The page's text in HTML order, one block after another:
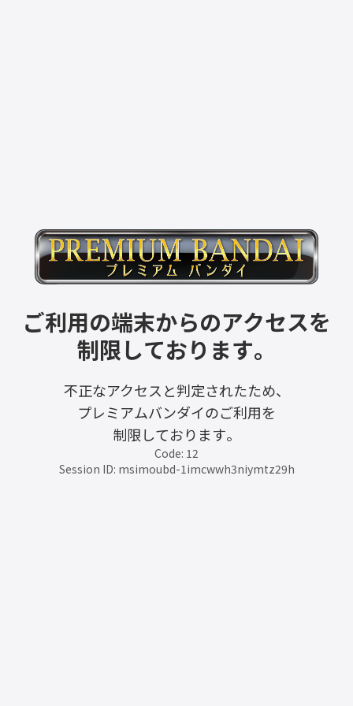
ご利用の端末からのアクセスを
制限しております。
不正なアクセスと判定されたため、
プレミアムバンダイのご利用を
制限しております。
Code: 12
Session ID: msimoubd-1imcwwh3niymtz29h